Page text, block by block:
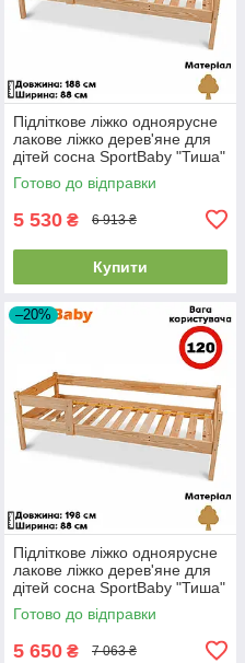
Підліткове ліжко одноярусне
лакове ліжко дерев'яне для
дітей сосна SportBaby "Тиша"
(80x180см)
Готово до відправки
5 530 ₴ 6 913 ₴
Купити
–20%
Підліткове ліжко одноярусне
лакове ліжко дерев'яне для
дітей сосна SportBaby "Тиша"
(80x190см)
Готово до відправки
5 650 ₴ 7 063 ₴